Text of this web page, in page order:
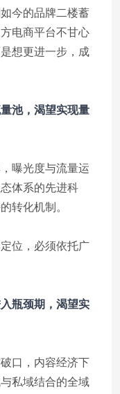
今的品牌二楼蓄
电商平台不甘心
想更进一步，成
池，渴望实现量
曝光度与流量运
体系的先进科
转化机制。
位，必须依托广
瓶颈期，渴望实
口，内容经济下
私域结合的全域